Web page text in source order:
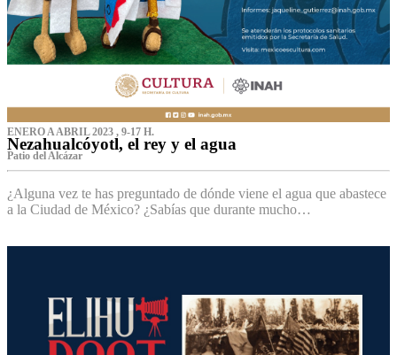
ENERO A ABRIL 2023 , 9-17 H.
Nezahualcóyotl, el rey y el agua
Patio del Alcázar
¿Alguna vez te has preguntado de dónde viene el agua que abastece
a la Ciudad de México? ¿Sabías que durante mucho…